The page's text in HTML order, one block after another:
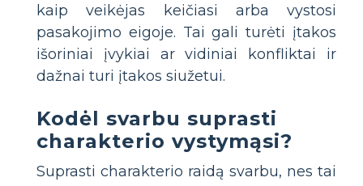
kaip veikėjas keičiasi arba vystosi
pasakojimo eigoje. Tai gali turėti įtakos
išoriniai įvykiai ar vidiniai konfliktai ir
dažnai turi įtakos siužetui.
Kodėl svarbu suprasti
charakterio vystymąsi?
Suprasti charakterio raidą svarbu, nes tai